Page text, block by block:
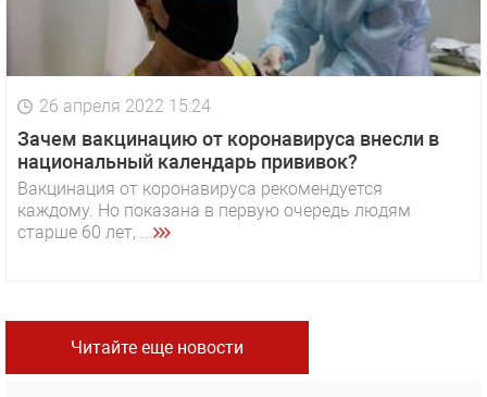
26 апреля 2022 15:24
Зачем вакцинацию от коронавируса внесли в
национальный календарь прививок?
Вакцинация от коронавируса рекомендуется
каждому. Но показана в первую очередь людям
старше 60 лет, ...
Читайте еще новости